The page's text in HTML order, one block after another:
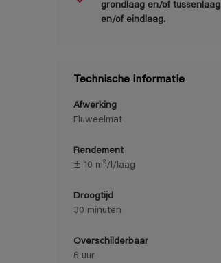
grondlaag en/of tussenlaag
en/of eindlaag.
Technische informatie
Afwerking
Fluweelmat
Rendement
± 10 m²/l/laag
Droogtijd
30 minuten
Overschilderbaar
6 uur